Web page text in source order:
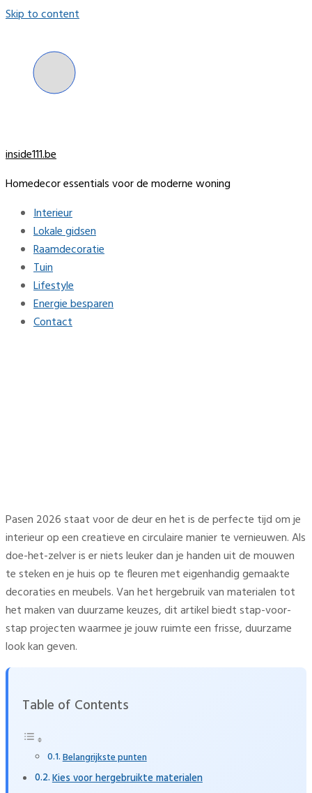
Skip to content
inside111.be
Homedecor essentials voor de moderne woning
Interieur
Lokale gidsen
Raamdecoratie
Tuin
Lifestyle
Energie besparen
Contact
Pasen 2026 staat voor de deur en het is de perfecte tijd om je
interieur op een creatieve en circulaire manier te vernieuwen. Als
doe-het-zelver is er niets leuker dan je handen uit de mouwen
te steken en je huis op te fleuren met eigenhandig gemaakte
decoraties en meubels. Van het hergebruik van materialen tot
het maken van duurzame keuzes, dit artikel biedt stap-voor-
stap projecten waarmee je jouw ruimte een frisse, duurzame
look kan geven.
Table of Contents
Belangrijkste punten
Kies voor hergebruikte materialen